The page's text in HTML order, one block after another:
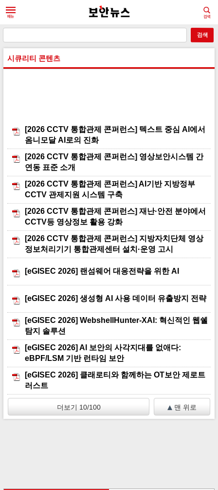
시큐리티 콘텐츠
[2026 CCTV 통합관제 콘퍼런스] 텍스트 중심 AI에서
옴니모달 AI로의 진화
[2026 CCTV 통합관제 콘퍼런스] 영상보안시스템 간
연동 표준 소개
[2026 CCTV 통합관제 콘퍼런스] AI기반 지방정부
CCTV 관제지원 시스템 구축
[2026 CCTV 통합관제 콘퍼런스] 재난·안전 분야에서
CCTV등 영상정보 활용 강화
[2026 CCTV 통합관제 콘퍼런스] 지방자치단체 영상
정보처리기기 통합관제센터 설치·운영 고시
[eGISEC 2026] 랜섬웨어 대응전략을 위한 AI
[eGISEC 2026] 생성형 AI 사용 데이터 유출방지 전략
[eGISEC 2026] WebshellHunter-XAI: 혁신적인 웹쉘
탐지 솔루션
[eGISEC 2026] Al 보안의 사각지대를 없애다:
eBPF/LSM 기반 런타임 보안
[eGISEC 2026] 클래로티와 함께하는 OT보안 제로트
러스트
더보기 10/100 맨 위로